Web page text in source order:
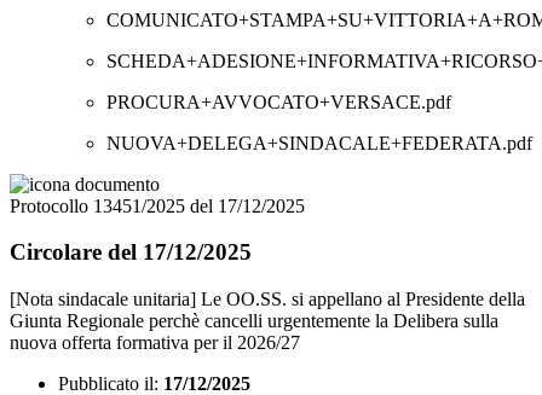
PROCURA+AVVOCATO+VERSACE.pdf
NUOVA+DELEGA+SINDACALE+FEDERATA.pdf
Protocollo 13451/2025 del 17/12/2025
Circolare del 17/12/2025
[Nota sindacale unitaria] Le OO.SS. si appellano al Presidente della
Giunta Regionale perchè cancelli urgentemente la Delibera sulla
nuova offerta formativa per il 2026/27
Pubblicato il: 17/12/2025